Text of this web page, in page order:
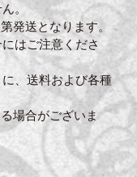
。
発送となります。
はご注意くださ
、送料および各種
場合がございま